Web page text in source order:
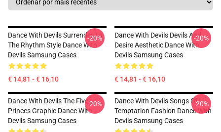
Dance With Devils Surrender To
The Rhythm Style Dance With
Devils Samsung Cases
€ 14,81 - € 16,10
-20%
Dance With Devils Devils And
Desire Aesthetic Dance With
Devils Samsung Cases
€ 14,81 - € 16,10
-20%
Dance With Devils The Five
Princes Graphic Dance With
Devils Samsung Cases
-20%
Dance With Devils Songs Of
Temptation Fashion Dance With
Devils Samsung Cases
-20%